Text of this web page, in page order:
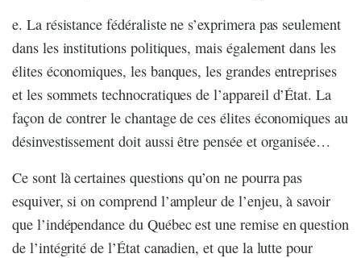
e. La résistance fédéraliste ne s’exprimera pas seulement
dans les institutions politiques, mais également dans les
élites économiques, les banques, les grandes entreprises
et les sommets technocratiques de l’appareil d’État. La
façon de contrer le chantage de ces élites économiques au
désinvestissement doit aussi être pensée et organisée…
Ce sont là certaines questions qu’on ne pourra pas
esquiver, si on comprend l’ampleur de l’enjeu, à savoir
que l’indépendance du Québec est une remise en question
de l’intégrité de l’État canadien, et que la lutte pour